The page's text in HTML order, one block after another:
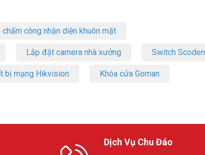
WH62 Mono UC thực sự là
chấm công nhận diện khuôn mặt
Lắp đặt camera nhà xưởng Switch
bị mạng Hikvision Khóa cửa Goman
Dịch Vụ Chu Đáo